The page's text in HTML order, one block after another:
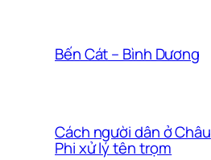
Bến Cát – Bình Dương
Cách người dân ở Châu
Phi xử lý tên trọm